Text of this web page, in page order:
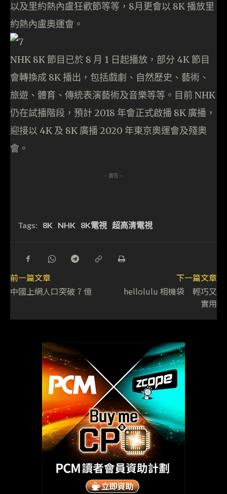
以及里約熱內盧狂歡節等等，8月更會以 8K 播放里
約熱內盧奧運會。
NHK 8K 節目已於 8 月 1 日起播放，部分 4K 節目
會轉換成 8K 播出，包括戲劇、自然歷史、藝術、
旅遊、體育、傳統表演藝術及音樂等等。目前 NHK
仍在試播階段，預計 2018 年會正式啟播 8K 廣播，
迎接以 4K 及 8K 廣播 2020 年東京奧運會及殘奧
會。
- 廣告 -
Tags: 8K NHK 8K電視 超高清電視
前一篇文章
中國上網人口突破 7 億
下一篇文章
hellolulu 相機袋 輕巧又
實用